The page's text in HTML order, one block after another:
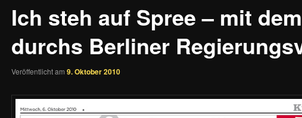
Ich steh auf Spree – mit
durchs Berliner
Veröffentlicht am 9. Oktober 2010